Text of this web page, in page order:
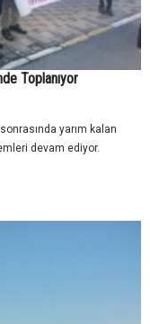
Toplanıyor
yarım kalan
devam ediyor.